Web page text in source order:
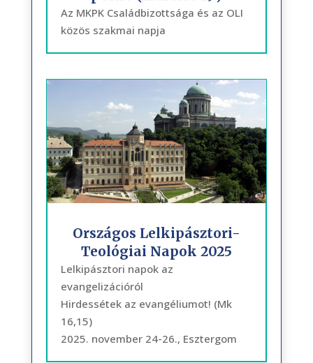
Az MKPK Családbizottsága és az OLI
közös szakmai napja
Országos Lelkipásztori-
Teológiai Napok 2025
Lelkipásztori napok az
evangelizációról
Hirdessétek az evangéliumot! (Mk
16,15)
2025. november 24-26., Esztergom